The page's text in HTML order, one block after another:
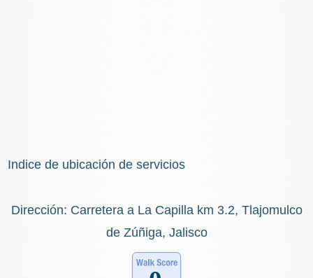
Indice de ubicación de servicios
Dirección: Carretera a La Capilla km 3.2, Tlajomulco
de Zúñiga, Jalisco